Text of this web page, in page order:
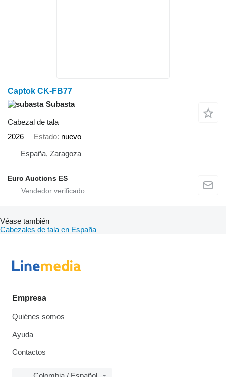
Captok CK-FB77
Subasta
Cabezal de tala
2026
Estado nuevo
España, Zaragoza
Euro Auctions ES
Véase también
Cabezales de tala en España
Empresa
Quiénes somos
Ayuda
Contactos